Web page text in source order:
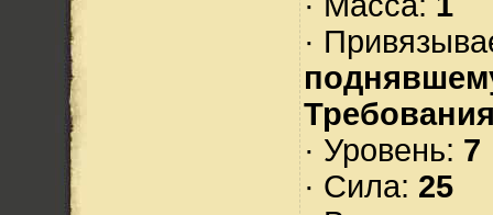
·
· Уровень: 7
· Сила: 25